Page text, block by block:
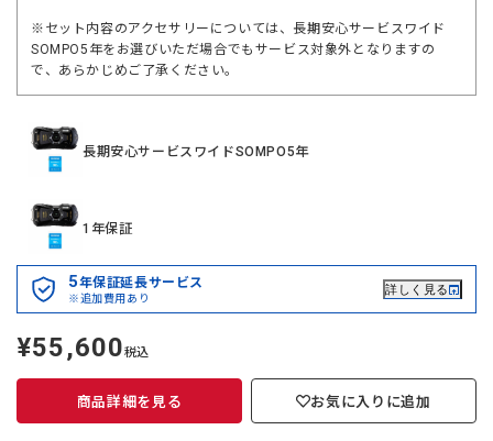
※セット内容のアクセサリーについては、長期安心サービスワイド
SOMPO5年をお選びいただ場合でもサービス対象外となりますの
で、あらかじめご了承ください。
長期安心サービスワイドSOMPO5年
1年保証
5年保証延長サービス
※追加費用あり
詳しく見る
定
価
¥55,600税込
商品詳細を見る お気に入りに追加